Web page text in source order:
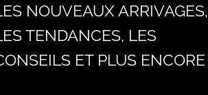
NOUVEAUX ARRIVAGES,
TENDANCES, LES
ET PLUS ENCORE